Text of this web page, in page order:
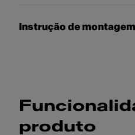
Instrução de montagem
produto